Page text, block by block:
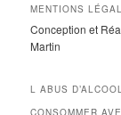
i
v
e
MENTIONS
Conception et
Martin
L ABUS